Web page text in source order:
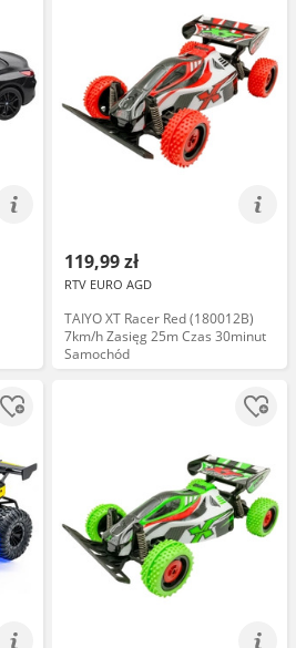
119,99 zł
RTV EURO AGD
TAIYO XT Racer Red (180012B)
7km/h Zasięg 25m Czas 30minut
Samochód